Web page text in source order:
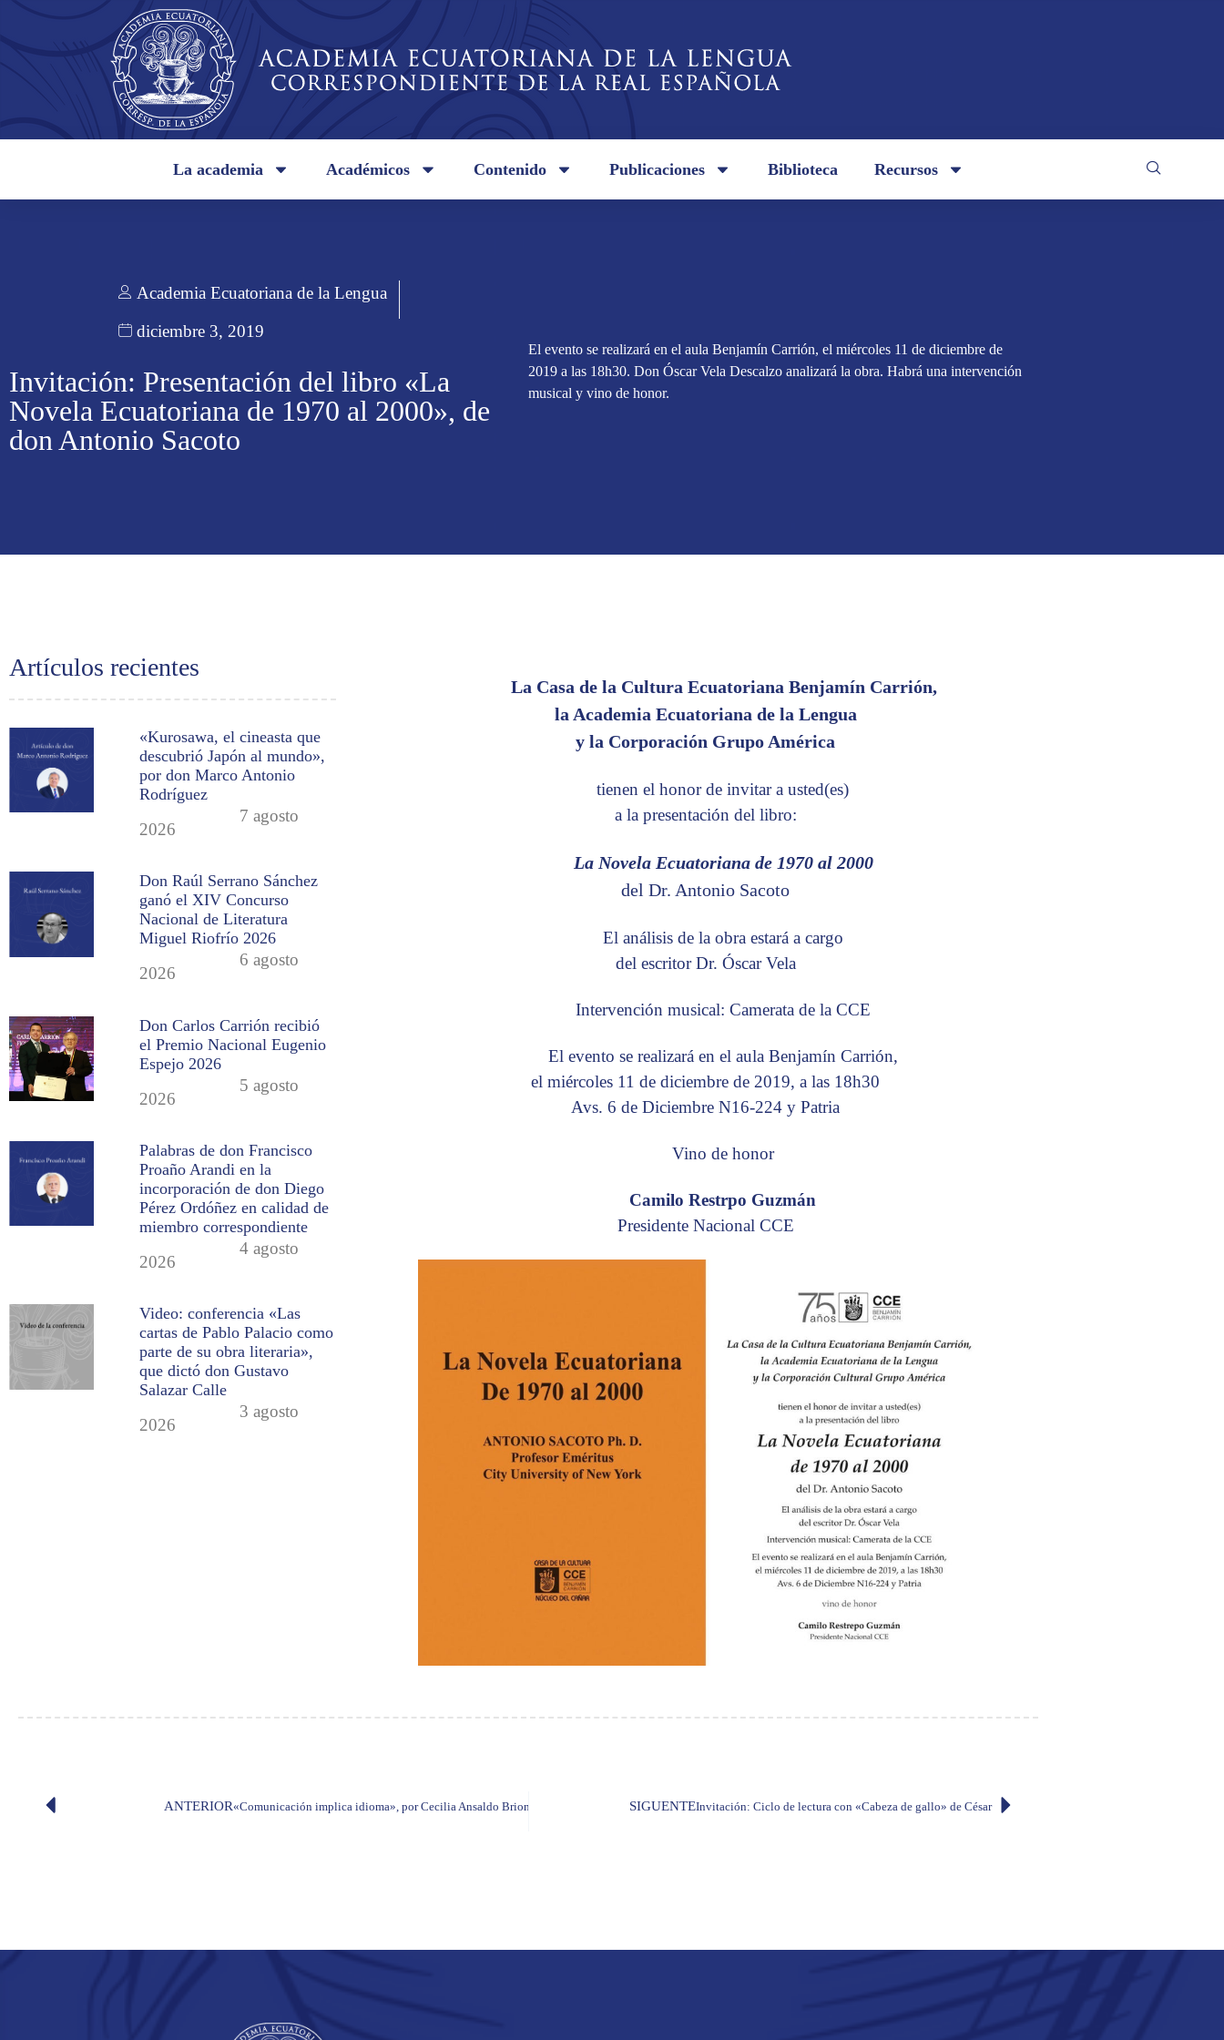
La academia Académicos Contenido Publicaciones Biblioteca Recursos
Academia Ecuatoriana de la Lengua
diciembre 3, 2019
Invitación: Presentación del libro «La
Novela Ecuatoriana de 1970 al 2000», de
don Antonio Sacoto
El evento se realizará en el aula Benjamín Carrión, el miércoles 11 de diciembre de
2019 a las 18h30. Don Óscar Vela Descalzo analizará la obra. Habrá una intervención
musical y vino de honor.
Artículos recientes
«Kurosawa, el cineasta que
descubrió Japón al mundo»,
por don Marco Antonio
Rodríguez
7 agosto
2026
Don Raúl Serrano Sánchez
ganó el XIV Concurso
Nacional de Literatura
Miguel Riofrío 2026
6 agosto
2026
Don Carlos Carrión recibió
el Premio Nacional Eugenio
Espejo 2026
5 agosto
2026
Palabras de don Francisco
Proaño Arandi en la
incorporación de don Diego
Pérez Ordóñez en calidad de
miembro correspondiente
4 agosto
2026
Video: conferencia «Las
cartas de Pablo Palacio como
parte de su obra literaria»,
que dictó don Gustavo
Salazar Calle
3 agosto
2026
La Casa de la Cultura Ecuatoriana Benjamín Carrión,
la Academia Ecuatoriana de la Lengua
y la Corporación Grupo América
tienen el honor de invitar a usted(es)
a la presentación del libro:
La Novela Ecuatoriana de 1970 al 2000
del Dr. Antonio Sacoto
El análisis de la obra estará a cargo
del escritor Dr. Óscar Vela
Intervención musical: Camerata de la CCE
El evento se realizará en el aula Benjamín Carrión,
el miércoles 11 de diciembre de 2019, a las 18h30
Avs. 6 de Diciembre N16-224 y Patria
Vino de honor
Camilo Restrpo Guzmán
Presidente Nacional CCE
ANTERIOR«Comunicación implica idioma», por Cecilia Ansaldo Briones SIGUENTEInvitación: Ciclo de lectura con «Cabeza de gallo» de César Dávila Andrade